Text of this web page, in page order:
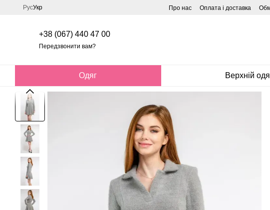
Перейти до основного контенту
РусУкр Про нас Оплата і доставка
+38 (067) 440 47 00
Передзвонити вам?
Одяг Верхній